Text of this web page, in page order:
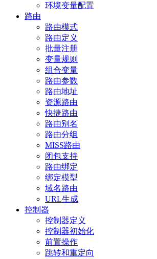
环境变量配置
路由
路由模式
路由定义
批量注册
变量规则
组合变量
路由参数
路由地址
资源路由
快捷路由
路由别名
路由分组
MISS路由
闭包支持
路由绑定
绑定模型
域名路由
URL生成
控制器
控制器定义
控制器初始化
前置操作
跳转和重定向